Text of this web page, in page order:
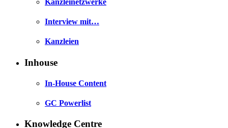
Interview mit…
Kanzleien
Inhouse
In-House Content
GC Powerlist
Knowledge Centre